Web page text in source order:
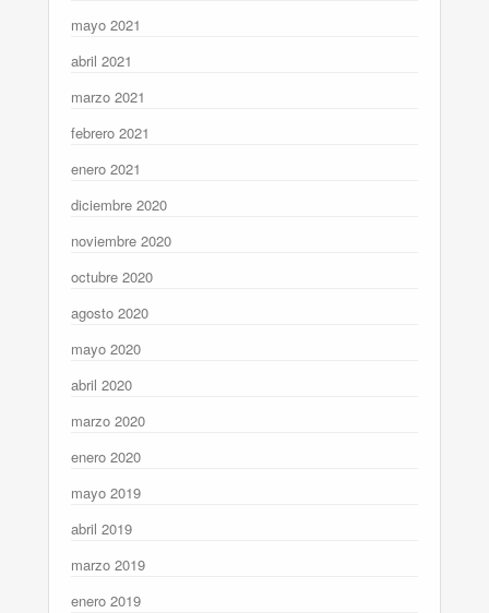
mayo 2021
abril 2021
marzo 2021
febrero 2021
enero 2021
diciembre 2020
noviembre 2020
octubre 2020
agosto 2020
mayo 2020
abril 2020
marzo 2020
enero 2020
mayo 2019
abril 2019
marzo 2019
enero 2019